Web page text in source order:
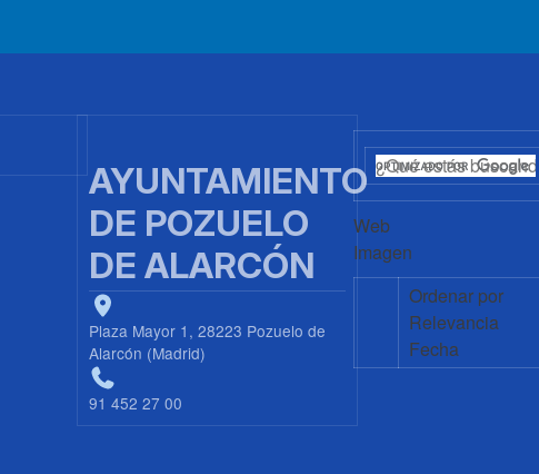
AYUNTAMIENTO
DE POZUELO
DE ALARCÓN
Plaza Mayor 1, 28223 Pozuelo de
Alarcón (Madrid)
91 452 27 00
Web
Imagen
Ordenar por
Relevancia
Fecha